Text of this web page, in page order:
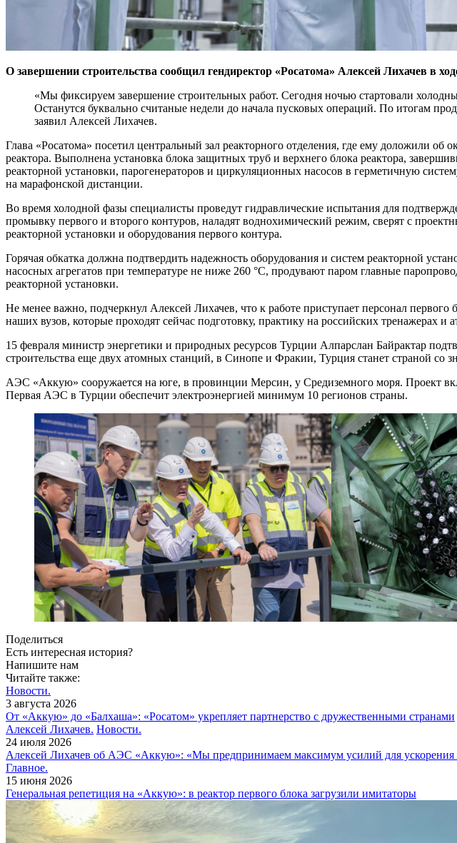
О завершении строительства сообщил гендиректор «Росатома» Алексей Лихачев в
«Мы фиксируем завершение строительных работ. Сегодня ночью стартовали
Останутся буквально считаные недели до начала пусковых операций. По итогам
заявил Алексей Лихачев.
Глава «Росатома» посетил центральный зал реакторного отделения, где ему доложили
реактора. Выполнена установка блока защитных труб и верхнего блока реактора,
реакторной установки, парогенераторов и циркуляционных насосов в герметичную
на марафонской дистанции.
Во время холодной фазы специалисты проведут гидравлические испытания для
промывку первого и второго контуров, наладят водно­химический режим, сверят с
реакторной установки и оборудования первого контура.
Горячая обкатка должна подтвердить надежность оборудования и систем реакторной
насосных агрегатов при температуре не ниже 260 °C, продувают паром главные
реакторной установки.
Не менее важно, подчеркнул Алексей Лихачев, что к работе приступает персонал
наших вузов, которые проходят сейчас подготовку, практику на российских тренажерах
15 февраля министр энергетики и природных ресурсов Турции Алпарслан Байрактар
строительства еще двух атомных станций, в Синопе и Фракии, Турция станет страной
АЭС «Аккую» сооружается на юге, в провинции Мерсин, у Средиземного моря. Проект
Первая АЭС в Турции обеспечит электроэнергией минимум 10 регионов страны.
Поделиться
Есть интересная история?
Напишите нам
Читайте также:
Новости.
3 августа 2026
От «Аккую» до «Балхаша»: «Росатом» укрепляет партнерство с дружественными странами
Алексей Лихачев. Новости.
24 июля 2026
Алексей Лихачев об АЭС «Аккую»: «Мы предпринимаем максимум усилий для ускорения
Главное.
15 июня 2026
Генеральная репетиция на «Аккую»: в реактор первого блока загрузили имитаторы